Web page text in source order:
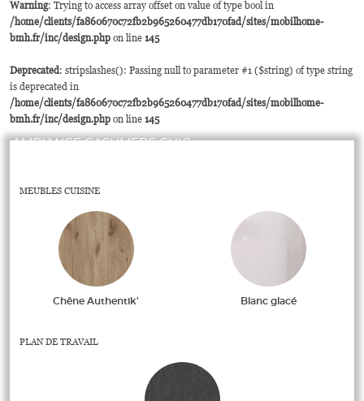
Warning: Trying to access array offset on value of type bool in
/home/clients/fa860670c72fb2b965260477db170fad/sites/mobilhome-
bmh.fr/inc/design.php on line 145
Deprecated: stripslashes(): Passing null to parameter #1 ($string) of type string
is deprecated in
/home/clients/fa860670c72fb2b965260477db170fad/sites/mobilhome-
bmh.fr/inc/design.php on line 145
AMBIANCE CASHMERE CHIC
MEUBLES CUISINE
Chêne Authentik' Blanc glacé
PLAN DE TRAVAIL